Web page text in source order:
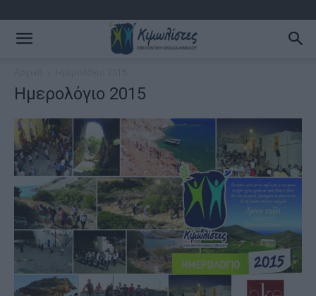
Ημερολόγιο 2015